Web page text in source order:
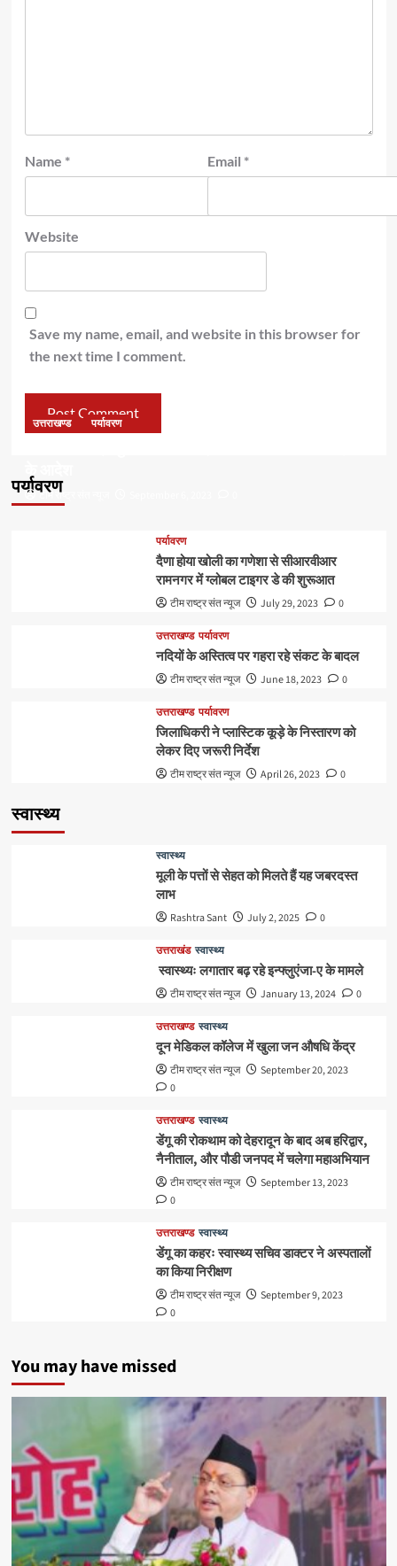
Name * Email *
Website
Save my name, email, and website in this browser for
the next time I comment.
पर्यावरण
उत्तराखण्ड पर्यावरण
के आदेश
टीम राष्ट्र संत न्यूज
पर्यावरण
दैणा होया खोली का गणेशा से सीआरवीआर
रामनगर में ग्लोबल टाइगर डे की शुरूआत
टीम राष्ट्र संत न्यूज July 29, 2023 0
उत्तराखण्ड पर्यावरण
नदियों के अस्तित्व पर गहरा रहे संकट के बादल
टीम राष्ट्र संत न्यूज June 18, 2023 0
उत्तराखण्ड पर्यावरण
जिलाधिकरी ने प्लास्टिक कूड़े के निस्तारण को
लेकर दिए जरूरी निर्देश
टीम राष्ट्र संत न्यूज April 26, 2023 0
स्वास्थ्य
स्वास्थ्य
मूली के पत्तों से सेहत को मिलते हैं यह जबरदस्त
लाभ
Rashtra Sant July 2, 2025 0
उत्तराखंड स्वास्थ्य
स्वास्थ्यः लगातार बढ़ रहे इन्फ्लुएंजा-ए के मामले
टीम राष्ट्र संत न्यूज January 13, 2024 0
उत्तराखण्ड स्वास्थ्य
दून मेडिकल कॉलेज में खुला जन औषधि केंद्र
टीम राष्ट्र संत न्यूज
September 20, 2023
0
उत्तराखण्ड स्वास्थ्य
डेंगू की रोकथाम को देहरादून के बाद अब हरिद्वार,
नैनीताल, और पौडी जनपद में चलेगा महाअभियान
टीम राष्ट्र संत न्यूज
September 13, 2023
0
उत्तराखण्ड स्वास्थ्य
डेंगू का कहरः स्वास्थ्य सचिव डाक्टर ने अस्पतालों
का किया निरीक्षण
टीम राष्ट्र संत न्यूज
September 9, 2023
0
You may have missed